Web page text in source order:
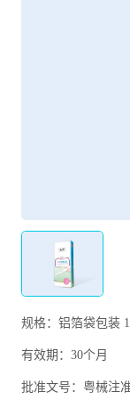
规格：铝箔袋包装
有效期：30个月
批准文号：粤械注